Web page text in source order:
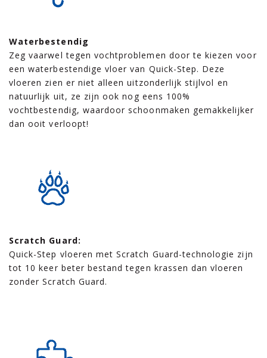
Waterbestendig
Zeg vaarwel tegen vochtproblemen door te kiezen voor
een waterbestendige vloer van Quick-Step. Deze
vloeren zien er niet alleen uitzonderlijk stijlvol en
natuurlijk uit, ze zijn ook nog eens 100%
vochtbestendig, waardoor schoonmaken gemakkelijker
dan ooit verloopt!
Scratch Guard:
Quick-Step vloeren met Scratch Guard-technologie zijn
tot 10 keer beter bestand tegen krassen dan vloeren
zonder Scratch Guard.